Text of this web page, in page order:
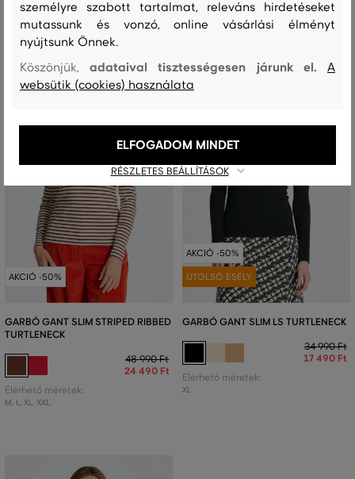
AKCIÓ -50%
GARBÓ GANT SLIM STRIPED RIBBED
TURTLENECK
48 990 Ft
24 490 Ft
Elérhető méretek:
M, L, XL, XXL
AKCIÓ -50%
UTOLSÓ ESÉLY
GARBÓ GANT SLIM LS TURTLENECK
34 990 Ft
17 490 Ft
Elérhető méretek:
XL
személyre szabott tartalmat, releváns hirdetéseket
mutassunk és vonzó, online vásárlási élményt
nyújtsunk Önnek.
Köszönjük,adataival tisztességesen járunk el.A
websütik (cookies) használata
RÉSZLETES BEÁLLÍTÁSOK
ELFOGADOM MINDET